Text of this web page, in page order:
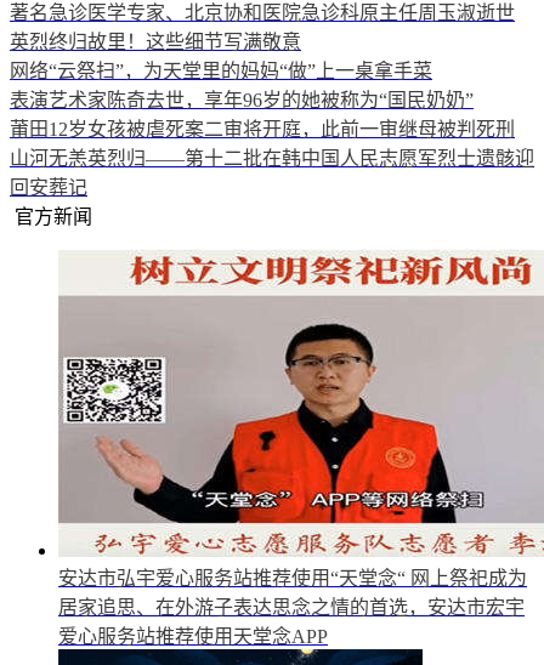
著名急诊医学专家、北京协和医院急诊科原主任周玉淑逝世
英烈终归故里！这些细节写满敬意
网络“云祭扫”，为天堂里的妈妈“做”上一桌拿手菜
表演艺术家陈奇去世，享年96岁的她被称为“国民奶奶”
莆田12岁女孩被虐死案二审将开庭，此前一审继母被判死刑
山河无恙英烈归——第十二批在韩中国人民志愿军烈士遗骸迎
回安葬记
官方新闻
安达市弘宇爱心服务站推荐使用“天堂念“ 网上祭祀成为
居家追思、在外游子表达思念之情的首选，安达市宏宇
爱心服务站推荐使用天堂念APP